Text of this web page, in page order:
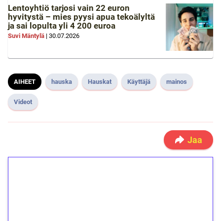
Lentoyhtiö tarjosi vain 22 euron
hyvitystä – mies pyysi apua tekoälyltä
ja sai lopulta yli 4 200 euroa
Suvi Mäntylä | 30.07.2026
AIHEET hauska Hauskat Käyttäjä mainos
Videot
Jaa